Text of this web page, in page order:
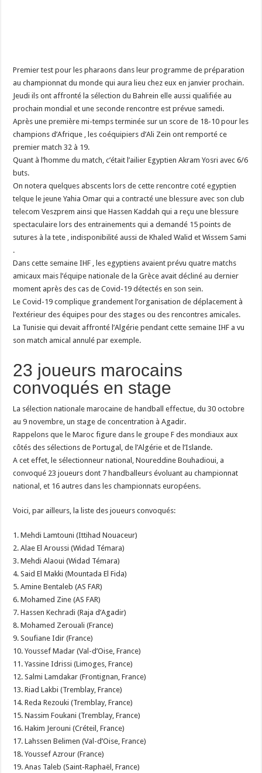
Premier test pour les pharaons dans leur programme de préparation
au championnat du monde qui aura lieu chez eux en janvier prochain.
Jeudi ils ont affronté la sélection du Bahrein elle aussi qualifiée au
prochain mondial et une seconde rencontre est prévue samedi.
Après une première mi-temps terminée sur un score de 18-10 pour les
champions d’Afrique , les coéquipiers d’Ali Zein ont remporté ce
premier match 32 à 19.
Quant à l’homme du match, c’était l’ailier Egyptien Akram Yosri avec 6/6
buts.
On notera quelques abscents lors de cette rencontre coté egyptien
telque le jeune Yahia Omar qui a contracté une blessure avec son club
telecom Veszprem ainsi que Hassen Kaddah qui a reçu une blessure
spectaculaire lors des entrainements qui a demandé 15 points de
sutures à la tete , indisponibilité aussi de Khaled Walid et Wissem Sami
.
Dans cette semaine IHF , les egyptiens avaient prévu quatre matchs
amicaux mais l’équipe nationale de la Grèce avait décliné au dernier
moment après des cas de Covid-19 détectés en son sein.
Le Covid-19 complique grandement l’organisation de déplacement à
l’extérieur des équipes pour des stages ou des rencontres amicales.
La Tunisie qui devait affronté l’Algérie pendant cette semaine IHF a vu
son match amical annulé par exemple.
23 joueurs marocains
convoqués en stage
La sélection nationale marocaine de handball effectue, du 30 octobre
au 9 novembre, un stage de concentration à Agadir.
Rappelons que le Maroc figure dans le groupe F des mondiaux aux
côtés des sélections de Portugal, de l’Algérie et de l’Islande.
A cet effet, le sélectionneur national, Noureddine Bouhadioui, a
convoqué 23 joueurs dont 7 handballeurs évoluant au championnat
national, et 16 autres dans les championnats européens.
Voici, par ailleurs, la liste des joueurs convoqués:
1. Mehdi Lamtouni (Ittihad Nouaceur)
2. Alae El Aroussi (Widad Témara)
3. Mehdi Alaoui (Widad Témara)
4. Said El Makki (Mountada El Fida)
5. Amine Bentaleb (AS FAR)
6. Mohamed Zine (AS FAR)
7. Hassen Kechradi (Raja d’Agadir)
8. Mohamed Zerouali (France)
9. Soufiane Idir (France)
10. Youssef Madar (Val-d’Oise, France)
11. Yassine Idrissi (Limoges, France)
12. Salmi Lamdakar (Frontignan, France)
13. Riad Lakbi (Tremblay, France)
14. Reda Rezouki (Tremblay, France)
15. Nassim Foukani (Tremblay, France)
16. Hakim Jerouni (Créteil, France)
17. Lahssen Belimen (Val-d’Oise, France)
18. Youssef Azrour (France)
19. Anas Taleb (Saint-Raphaël, France)